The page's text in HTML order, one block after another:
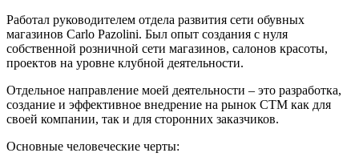
Работал руководителем отдела развития сети обувных
магазинов Carlo Pazolini. Был опыт создания с нуля
собственной розничной сети магазинов, салонов красоты,
проектов на уровне клубной деятельности.
Отдельное направление моей деятельности – это разработка,
создание и эффективное внедрение на рынок СТМ как для
своей компании, так и для сторонних заказчиков.
Основные человеческие черты: